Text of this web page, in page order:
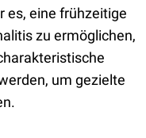
es, eine frühzeitige
zu ermöglichen,
um gezielte